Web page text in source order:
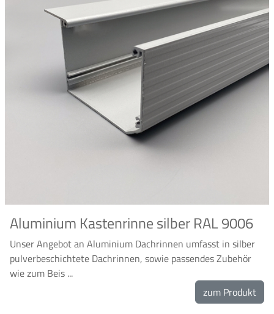
Aluminium Kastenrinne silber RAL 9006
Unser Angebot an Aluminium Dachrinnen umfasst in silber
pulverbeschichtete Dachrinnen, sowie passendes Zubehör
wie zum Beis ...
zum Produkt